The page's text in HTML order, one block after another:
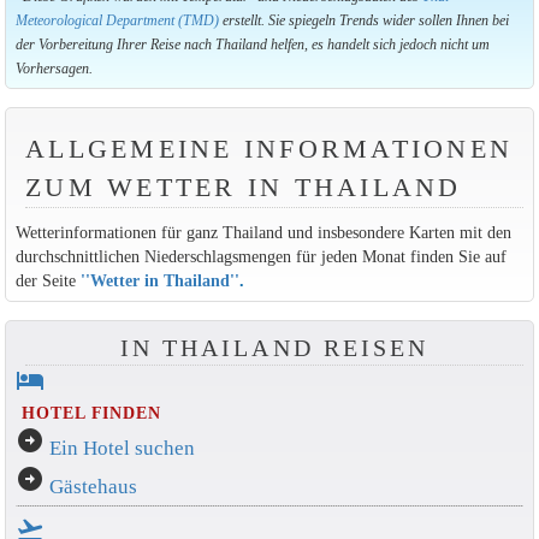
Meteorological Department (TMD)erstellt. Sie spiegeln Trends wider sollen Ihnen bei
der Vorbereitung Ihrer Reise nach Thailand helfen, es handelt sich jedoch nicht um
Vorhersagen.
ALLGEMEINE INFORMATIONEN
ZUM WETTER IN THAILAND
Wetterinformationen für ganz Thailand und insbesondere Karten mit den
durchschnittlichen Niederschlagsmengen für jeden Monat finden Sie auf
der Seite ''Wetter in Thailand''.
IN THAILAND REISEN
hotel
HOTEL FINDEN
arrow_circle_right Ein Hotel suchen
arrow_circle_right Gästehaus
flight_takeoff